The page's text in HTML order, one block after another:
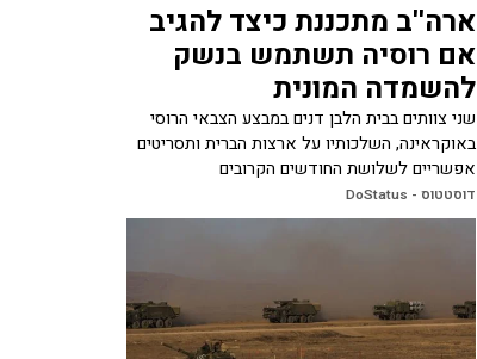
ארה''ב מתכננת כיצד להגיב
אם רוסיה תשתמש בנשק
להשמדה המונית
שני צוותים בבית הלבן דנים במבצע הצבאי הרוסי
באוקראינה, השלכותיו על ארצות הברית ותסריטים
אפשריים לשלושת החודשים הקרובים
דוסטטוס - DoStatus